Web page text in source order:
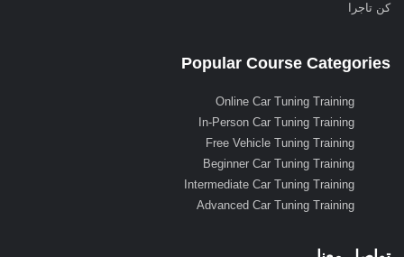
كن تاجرا
Popular Course Categories
Online Car Tuning Training
In-Person Car Tuning Training
Free Vehicle Tuning Training
Beginner Car Tuning Training
Intermediate Car Tuning Training
Advanced Car Tuning Training